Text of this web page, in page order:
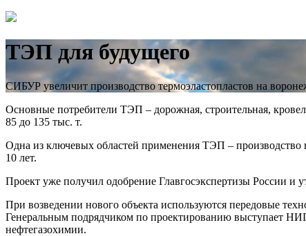
ТЭП для будущего
СИБУР увеличит производство термоэластопластов на
Основные потребители ТЭП – дорожная, строительная,
85 до 135 тыс. т.
Одна из ключевых областей применения ТЭП –
10 лет.
Проект уже получил одобрение Главгосэкспертизы России
При возведении нового объекта используются передовые
Генеральным подрядчиком по проектированию выступает
нефтегазохимии.